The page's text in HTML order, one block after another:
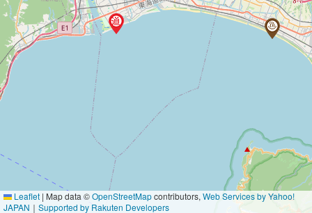
Leaflet | Map data ©OpenStreetMapcontributors, Web Services by Yahoo!
JAPAN ｜ Supported by Rakuten Developers